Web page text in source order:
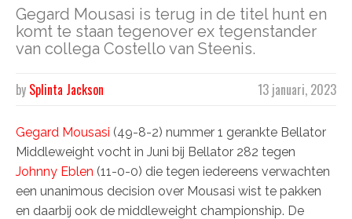
Gegard Mousasi is terug in de titel hunt en
komt te staan tegenover ex tegenstander
van collega Costello van Steenis.
13 januari, 2023
by Splinta Jackson
Gegard Mousasi (49-8-2) nummer 1 gerankte Bellator
Middleweight vocht in Juni bij Bellator 282 tegen
Johnny Eblen (11-0-0) die tegen iedereens verwachten
een unanimous decision over Mousasi wist te pakken
en daarbij ook de middleweight championship. De